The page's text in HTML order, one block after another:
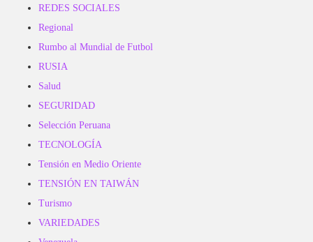
REDES SOCIALES
Regional
Rumbo al Mundial de Futbol
RUSIA
Salud
SEGURIDAD
Selección Peruana
TECNOLOGÍA
Tensión en Medio Oriente
TENSIÓN EN TAIWÁN
Turismo
VARIEDADES